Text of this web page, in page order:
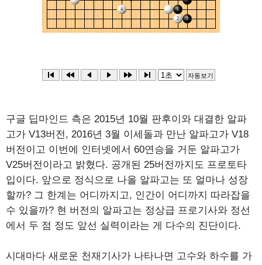
구글 딥마인드 측은 2015년 10월 판후이와 대결한 알파
고가 V13버전, 2016년 3월 이세돌과 만난 알파고가 V18
버전이고 이번에 인터넷에서 60연승을 거둔 알파고가
V25버전이라고 밝혔다. 공개된 25버전까지도 프로토타
입이다. 앞으로 정식으로 나올 알파고는 또 얼마나 성장
할까? 그 한계는 어디까지고, 인간이 어디까지 따라잡을
수 있을까? 현 버전의 알파고는 정상급 프로기사와 정선
에서 두 점 정도 앞선 실력이라는 게 다수의 진단이다.
시대마다 새로운 천재기사가 나타나면 고수와 하수를 가